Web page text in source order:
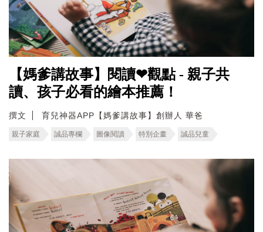
【媽爹講故事】閱讀❤觀點 - 親子共
讀、孩子必看的繪本推薦！
撰文 育兒神器APP【媽爹講故事】創辦人 華爸
親子家庭 誠品專欄 圖像閱讀 特別企畫 誠品兒童